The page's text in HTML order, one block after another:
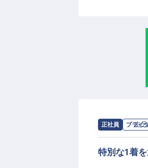
演出してみ
ーー【安心
車通勤OK（
す。勤続5
います。
※2025年09月
正社員 ブライ
求人情報：ホ
特別な1着